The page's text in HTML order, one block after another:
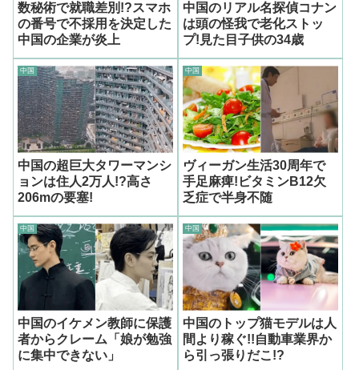
数秘術で就職差別!?スマホ
の番号で不採用を決定した
中国の企業が炎上
中国のリアル名探偵コナン
は頭の怪我で老化ストッ
プ!見た目子供の34歳
中国
中国の超巨大タワーマンシ
ョンは住人2万人!?高さ
206mの要塞!
中国
ヴィーガン生活30周年で
手足麻痺!ビタミンB12欠
乏症で半身不随
中国
中国のイケメン教師に保護
者からクレーム「娘が勉強
に集中できない」
中国
中国のトップ猫モデルは人
間より稼ぐ!!自動車業界か
ら引っ張りだこ!?